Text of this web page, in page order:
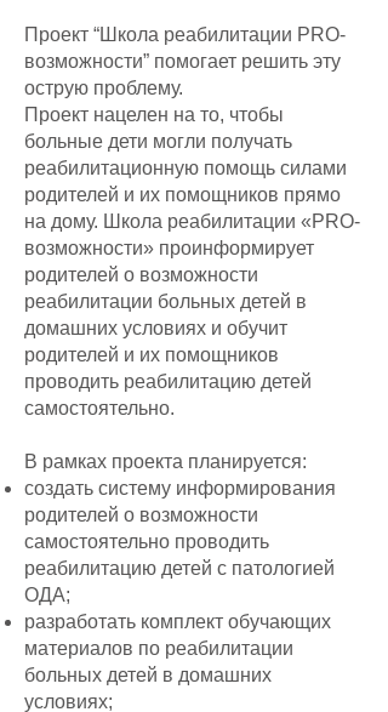
Проект “Школа реабилитации PRO-
возможности” помогает решить эту
острую проблему.
Проект нацелен на то, чтобы
больные дети могли получать
реабилитационную помощь силами
родителей и их помощников прямо
на дому. Школа реабилитации «PRO-
возможности» проинформирует
родителей о возможности
реабилитации больных детей в
домашних условиях и обучит
родителей и их помощников
проводить реабилитацию детей
самостоятельно.
В рамках проекта планируется:
создать систему информирования
родителей о возможности
самостоятельно проводить
реабилитацию детей с патологией
ОДА;
разработать комплект обучающих
материалов по реабилитации
больных детей в домашних
условиях;